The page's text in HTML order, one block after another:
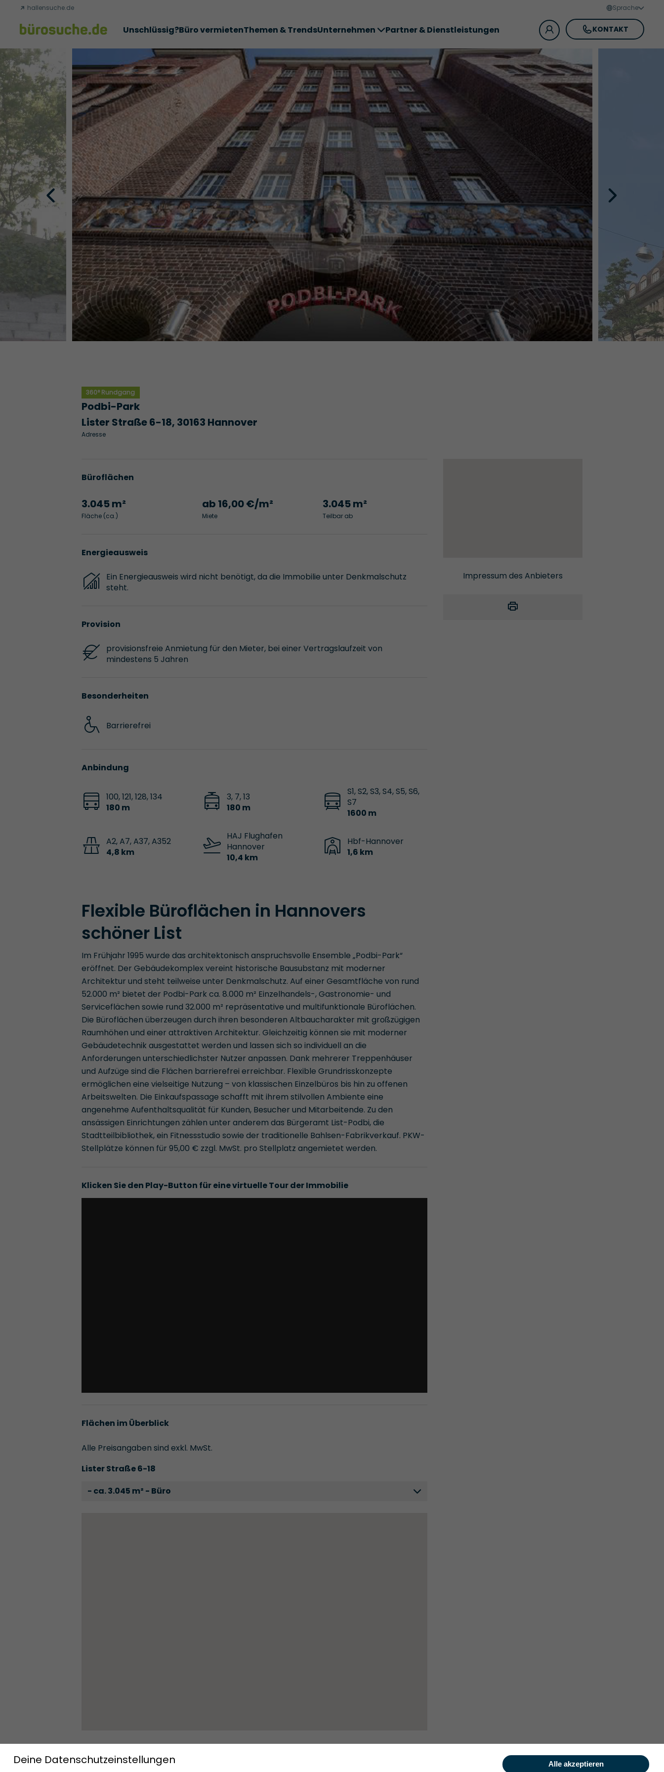
hallensuche.de Sprache
KONTAKT
Unschlüssig?Büro vermietenThemen & TrendsUnternehmen
ErfolgsgeschichtenAbschlüsseÜber unsBüromieter ABC
Partner & Dienstleistungen
360° Rundgang
Podbi-Park
Lister Straße 6-18, 30163 Hannover
Adresse
Büroflächen
3.045 m²
Fläche (ca.)
ab 16,00 €/m²
Miete
3.045 m²
Teilbar ab
Energieausweis
Ein Energieausweis wird nicht benötigt, da die Immobilie unter Denkmalschutz
steht.
Provision
provisionsfreie Anmietung für den Mieter, bei einer Vertragslaufzeit von
mindestens 5 Jahren
Besonderheiten
Barrierefrei
Anbindung
100, 121, 128, 134
180 m
3, 7, 13
180 m
S1, S2, S3, S4, S5, S6,
S7
1600 m
A2, A7, A37, A352
4,8 km
HAJ Flughafen
Hannover
10,4 km
Hbf-Hannover
1,6 km
Flexible Büroflächen in Hannovers
schöner List
Im Frühjahr 1995 wurde das architektonisch anspruchsvolle Ensemble „Podbi-Park“
eröffnet. Der Gebäudekomplex vereint historische Bausubstanz mit moderner
Architektur und steht teilweise unter Denkmalschutz. Auf einer Gesamtfläche von rund
52.000 m² bietet der Podbi-Park ca. 8.000 m² Einzelhandels-, Gastronomie- und
Serviceflächen sowie rund 32.000 m² repräsentative und multifunktionale Büroflächen.
Die Büroflächen überzeugen durch ihren besonderen Altbaucharakter mit großzügigen
Raumhöhen und einer attraktiven Architektur. Gleichzeitig können sie mit moderner
Gebäudetechnik ausgestattet werden und lassen sich so individuell an die
Anforderungen unterschiedlichster Nutzer anpassen. Dank mehrerer Treppenhäuser
und Aufzüge sind die Flächen barrierefrei erreichbar. Flexible Grundrisskonzepte
ermöglichen eine vielseitige Nutzung – von klassischen Einzelbüros bis hin zu offenen
Arbeitswelten. Die Einkaufspassage schafft mit ihrem stilvollen Ambiente eine
angenehme Aufenthaltsqualität für Kunden, Besucher und Mitarbeitende. Zu den
ansässigen Einrichtungen zählen unter anderem das Bürgeramt List-Podbi, die
Stadtteilbibliothek, ein Fitnessstudio sowie der traditionelle Bahlsen-Fabrikverkauf. PKW-
Stellplätze können für 95,00 € zzgl. MwSt. pro Stellplatz angemietet werden.
Klicken Sie den Play-Button für eine virtuelle Tour der Immobilie
Flächen im Überblick
Alle Preisangaben sind exkl. MwSt.
Lister Straße 6-18
- ca. 3.045 m² - Büro
Impressum des Anbieters